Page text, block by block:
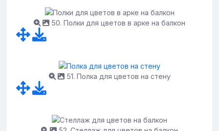
50. Полки для цветов в арке на балкон
51. Полка для цветов на стену